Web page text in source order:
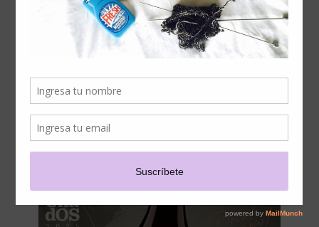
ACTUALIZACIÓN COMUNICADO DE PRENSA
"HUEVOS DE LOCO": EL VINO
PERFECTO PARA MARIDAR
MARISCOS Y PESCADOS
ESTA SEMANA SANTA